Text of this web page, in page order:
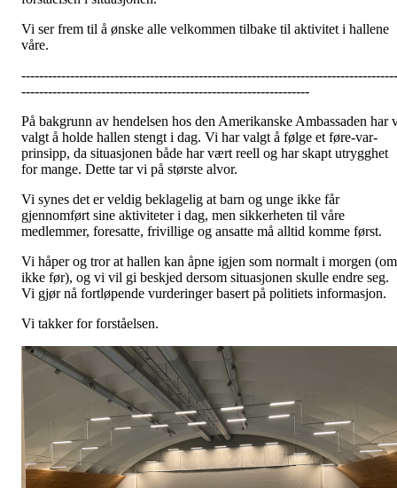
Vi ser frem til å ønske alle velkommen tilbake til aktivitet i hallene
våre.
-----------------------------------------------------------------
På bakgrunn av hendelsen hos den Amerikanske Ambassaden har
valgt å holde hallen stengt i dag. Vi har valgt å følge et føre-var-
prinsipp, da situasjonen både har vært reell og har skapt utrygghet
for mange. Dette tar vi på største alvor.
Vi synes det er veldig beklagelig at barn og unge ikke får
gjennomført sine aktiviteter i dag, men sikkerheten til våre
medlemmer, foresatte, frivillige og ansatte må alltid komme først.
Vi håper og tror at hallen kan åpne igjen som normalt i morgen (om
ikke før), og vi vil gi beskjed dersom situasjonen skulle endre seg.
Vi gjør nå fortløpende vurderinger basert på politiets informasjon.
Vi takker for forståelsen.